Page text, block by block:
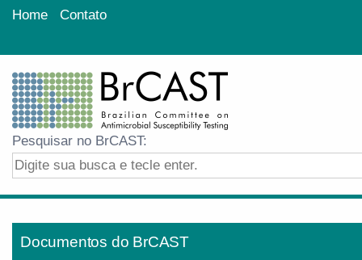
Home Contato
Pesquisar no BrCAST:
Documentos do BrCAST